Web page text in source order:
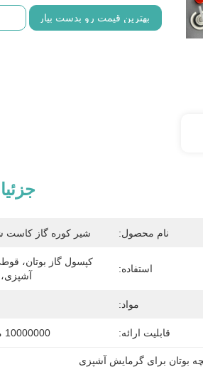
بهترین قیمت رو بدست بیار
نام محصول: شیر کوره گاز کاست
استفاده:
مواد:
قابلیت ارائه: 10000000 مجموعه در ماه
بوتان برای گرمایش آشپزی